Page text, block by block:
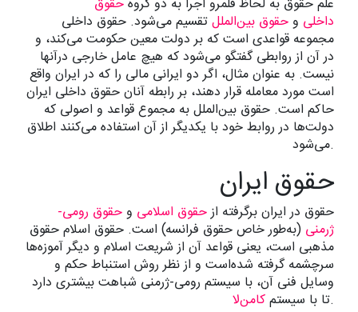
علم حقوق به لحاظ قلمرو اجرا به دو گروهحقوق
داخلی وحقوق بین‌المللتقسیم می‌شود. حقوق داخلی
مجموعه قواعدی است که بر دولت معین حکومت می‌کند، و
در آن از روابطی گفتگو می‌شود که هیچ عامل خارجی درآنها
نیست. به عنوان مثال، اگر دو ایرانی مالی را که در ایران واقع
است مورد معامله قرار دهند، بر رابطه آنان حقوق داخلی ایران
حاکم است. حقوق بین‌الملل به مجموع قواعد و اصولی که
دولت‌ها در روابط خود با یکدیگر از آن استفاده می‌کنند اطلاق
می‌شود.
حقوق ایران
حقوق در ایران برگرفته ازحقوق اسلامی وحقوق رومی-
ژرمنی (به‌طور خاص حقوق فرانسه) است. حقوق اسلام حقوق
مذهبی است، یعنی قواعد آن از شریعت اسلام و دیگر آموزه‌ها
سرچشمه گرفته شده‌است و از نظر روش استنباط حکم و
وسایل فنی آن، با سیستم رومی-ژرمنی شباهت بیشتری دارد
تا با سیستمکامن‌لا
.